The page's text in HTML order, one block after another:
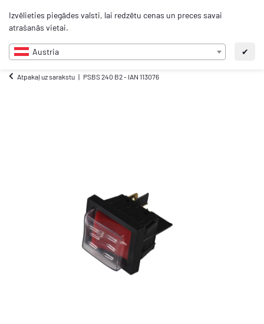
Izvēlieties piegādes valsti, lai redzētu cenas un preces savai
atrašanās vietai.
Austria ✔
LV
Atpakaļ uz sarakstu PSBS 240 B2 - IAN 113076